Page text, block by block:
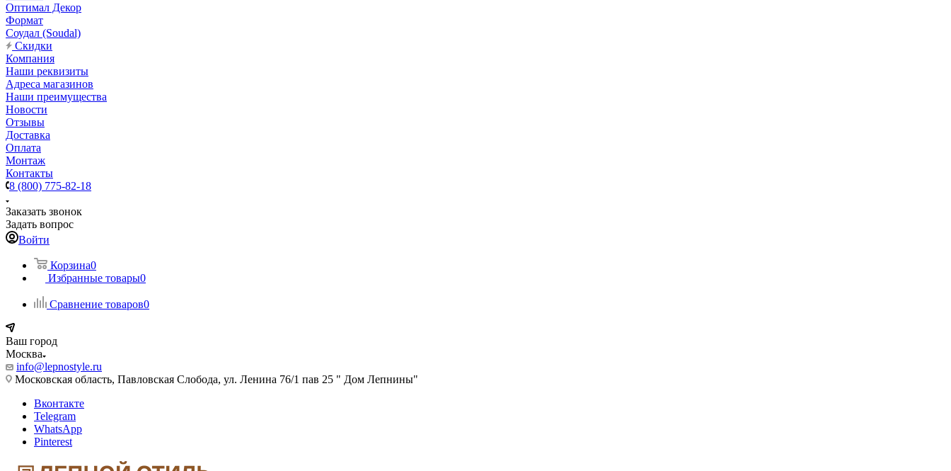
Оптимал Декор
Формат
Соудал (Soudal)
Скидки
Компания
Наши реквизиты
Адреса магазинов
Наши преимущества
Новости
Отзывы
Доставка
Оплата
Монтаж
Контакты
8 (800) 775-82-18
Заказать звонок
Задать вопрос
Войти
Корзина0
Избранные товары0
Сравнение товаров0
Ваш город
Москва
info@lepnostyle.ru
Московская область, Павловская Слобода, ул. Ленина 76/1 пав 25 " Дом Лепнины"
Вконтакте
Telegram
WhatsApp
Pinterest